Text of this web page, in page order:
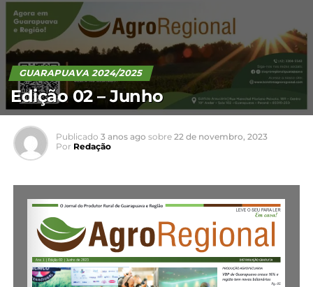
GUARAPUAVA 2024/2025
Edição 02 – Junho
Publicado 3 anos ago sobre 22 de novembro, 2023
Por Redação